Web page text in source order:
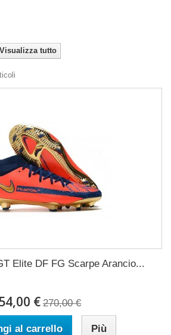
Visualizza tutto
Elite DF FG Scarpe Arancio...
€ 270,00 €
al carrello Più